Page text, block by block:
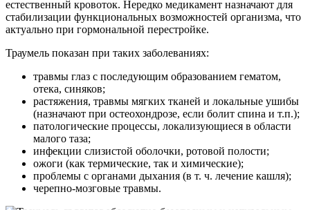
естественный кровоток. Нередко медикамент назначают для
стабилизации функциональных возможностей организма, что
актуально при гормональной перестройке.
Траумель показан при таких заболеваниях:
травмы глаз с последующим образованием гематом,
отека, синяков;
растяжения, травмы мягких тканей и локальные ушибы
(назначают при остеохондрозе, если болит спина и т.п.);
патологические процессы, локализующиеся в области
малого таза;
инфекции слизистой оболочки, ротовой полости;
ожоги (как термические, так и химические);
проблемы с органами дыхания (в т. ч. лечение кашля);
черепно-мозговые травмы.